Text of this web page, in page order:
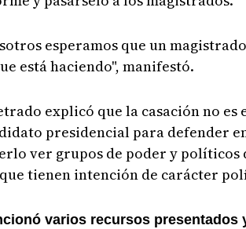
esperamos que un
está haciendo", manifestó.
explicó que la casación no
presidencial para defender
ver grupos de poder y políticos
tienen intención de carácter
varios recursos presentados